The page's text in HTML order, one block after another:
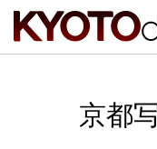
京都